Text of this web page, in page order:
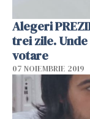
Alegeri
trei zile.
votare
07 NOIEMBRIE 2019